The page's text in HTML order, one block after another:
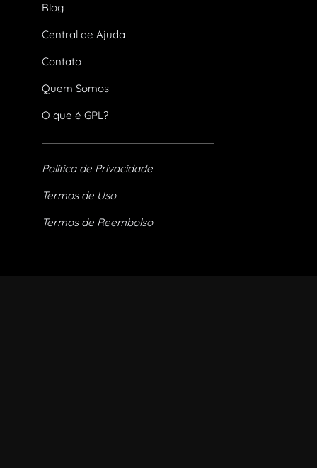
Blog
Central de Ajuda
Contato
Quem Somos
O que é GPL?
Política de Privacidade
Termos de Uso
Termos de Reembolso